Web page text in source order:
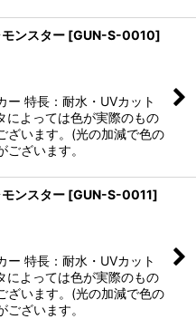
ンスター [GUN-S-0010]
ー 特長：耐水・UVカット
によっては色が実際のもの
ざいます。(光の加減で色の
ざいます。
ンスター [GUN-S-0011]
ー 特長：耐水・UVカット
によっては色が実際のもの
ざいます。(光の加減で色の
ざいます。